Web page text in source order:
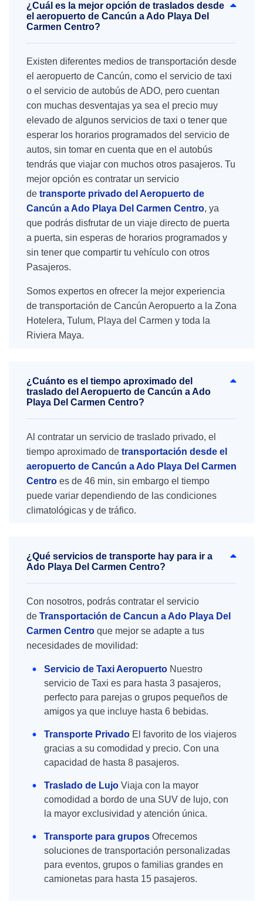
¿Cuál es la mejor opción de traslados desde
el aeropuerto de Cancún a Ado Playa Del
Carmen Centro?
Existen diferentes medios de transportación desde
el aeropuerto de Cancún, como el servicio de taxi
o el servicio de autobús de ADO, pero cuentan
con muchas desventajas ya sea el precio muy
elevado de algunos servicios de taxi o tener que
esperar los horarios programados del servicio de
autos, sin tomar en cuenta que en el autobús
tendrás que viajar con muchos otros pasajeros. Tu
mejor opción es contratar un servicio
de transporte privado del Aeropuerto de
Cancún a Ado Playa Del Carmen Centro, ya
que podrás disfrutar de un viaje directo de puerta
a puerta, sin esperas de horarios programados y
sin tener que compartir tu vehículo con otros
Pasajeros.
Somos expertos en ofrecer la mejor experiencia
de transportación de Cancún Aeropuerto a la Zona
Hotelera, Tulum, Playa del Carmen y toda la
Riviera Maya.
¿Cuánto es el tiempo aproximado del
traslado del Aeropuerto de Cancún a Ado
Playa Del Carmen Centro?
Al contratar un servicio de traslado privado, el
tiempo aproximado de transportación desde el
aeropuerto de Cancún a Ado Playa Del Carmen
Centro es de 46 min, sin embargo el tiempo
puede variar dependiendo de las condiciones
climatológicas y de tráfico.
¿Qué servicios de transporte hay para ir a
Ado Playa Del Carmen Centro?
Con nosotros, podrás contratar el servicio
de Transportación de Cancun a Ado Playa Del
Carmen Centro que mejor se adapte a tus
necesidades de movilidad:
Servicio de Taxi Aeropuerto Nuestro
servicio de Taxi es para hasta 3 pasajeros,
perfecto para parejas o grupos pequeños de
amigos ya que incluye hasta 6 bebidas.
Transporte Privado El favorito de los viajeros
gracias a su comodidad y precio. Con una
capacidad de hasta 8 pasajeros.
Traslado de Lujo Viaja con la mayor
comodidad a bordo de una SUV de lujo, con
la mayor exclusividad y atención única.
Transporte para grupos Ofrecemos
soluciones de transportación personalizadas
para eventos, grupos o familias grandes en
camionetas para hasta 15 pasajeros.